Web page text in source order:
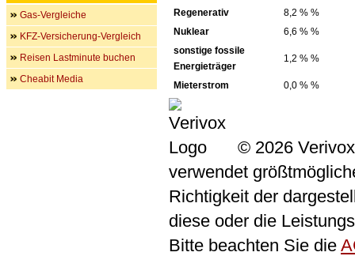
Regenerativ
8,2 % %
Nuklear
6,6 % %
sonstige fossile
Energieträger
1,2 % %
Mieterstrom 0,0 % %
© 2026
verwendet
Richtigkeit der
diese oder die
Bitte beachten Sie die
Gas-Vergleiche
KFZ-Versicherung-Vergleich
Reisen Lastminute buchen
Cheabit Media